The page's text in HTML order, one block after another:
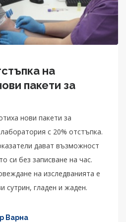
на
пакети за
нови пакети за
с 20% отстъпка.
дават възможност
си без записване на час.
на изследванията е
сутрин, гладен и жаден.
Варна